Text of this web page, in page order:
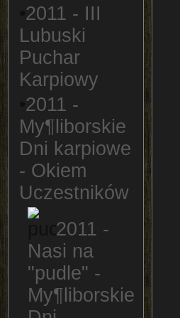
2011 - III
Lubuski
Puchar
Karpiowy
2011 -
My¶liborskie
Dni karpiowe
- Okiem
Uczestników
2011 -
Nasi na
"pudle" -
My¶liborskie